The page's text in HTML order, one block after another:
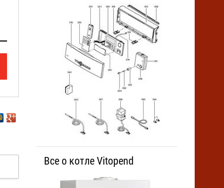
Все о котле Vitopend